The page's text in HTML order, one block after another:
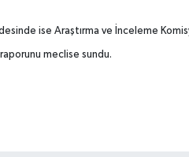
ise Araştırma ve İnceleme
raporunu meclise sundu.